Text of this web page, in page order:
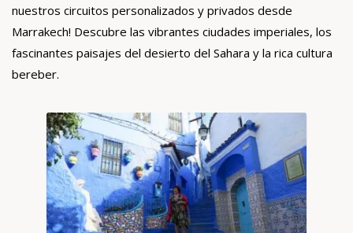
nuestros circuitos personalizados y privados desde
Marrakech! Descubre las vibrantes ciudades imperiales, los
fascinantes paisajes del desierto del Sahara y la rica cultura
bereber.